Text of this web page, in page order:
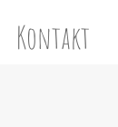
Kontakt